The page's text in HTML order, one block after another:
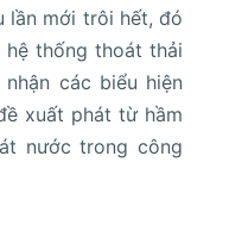
lần mới trôi hết, đó
thống thoát thải
các biểu hiện
xuất phát từ hầm
nước trong công